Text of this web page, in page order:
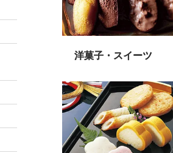
洋菓子・スイーツ